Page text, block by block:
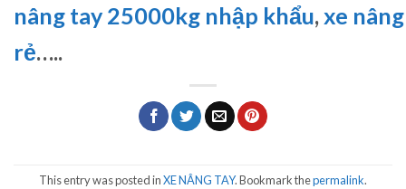
nâng tay 25000kg nhập khẩu, xe
rẻ…..
This entry was posted inXE NÂNG TAY. Bookmark thepermalink.